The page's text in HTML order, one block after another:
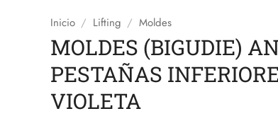
Inicio / Lifting / Moldes
MOLDES (BIGUDIE)
PESTAÑAS
VIOLETA